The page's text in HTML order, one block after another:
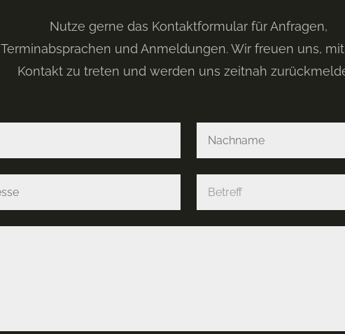
Nutze gerne das Kontaktformular für Anfragen,
Terminabsprachen und Anmeldungen. Wir freuen uns,
Kontakt zu treten und werden uns zeitnah